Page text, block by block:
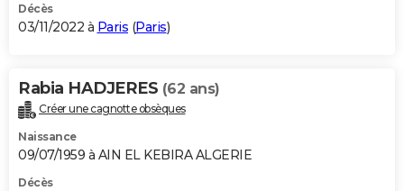
Décès
03/11/2022 à Paris (Paris)
Rabia HADJERES (62 ans)
Créer une cagnotte obsèques
Naissance
09/07/1959 à AIN EL KEBIRA ALGERIE
Décès